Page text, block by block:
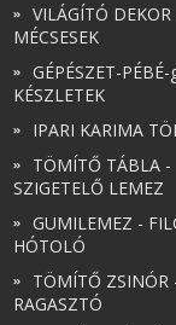
VILÁGÍTÓ DEKOR
MÉCSESEK
GÉPÉSZET-PÉBÉ-
KÉSZLETEK
IPARI KARIMA
TÖMÍTŐ TÁBLA -
SZIGETELŐ LEMEZ
GUMILEMEZ -
HÓTOLÓ
TÖMÍTŐ ZSINÓR
RAGASZTÓ